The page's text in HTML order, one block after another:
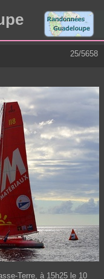
25/5658
Terre, à 15h25 le 10